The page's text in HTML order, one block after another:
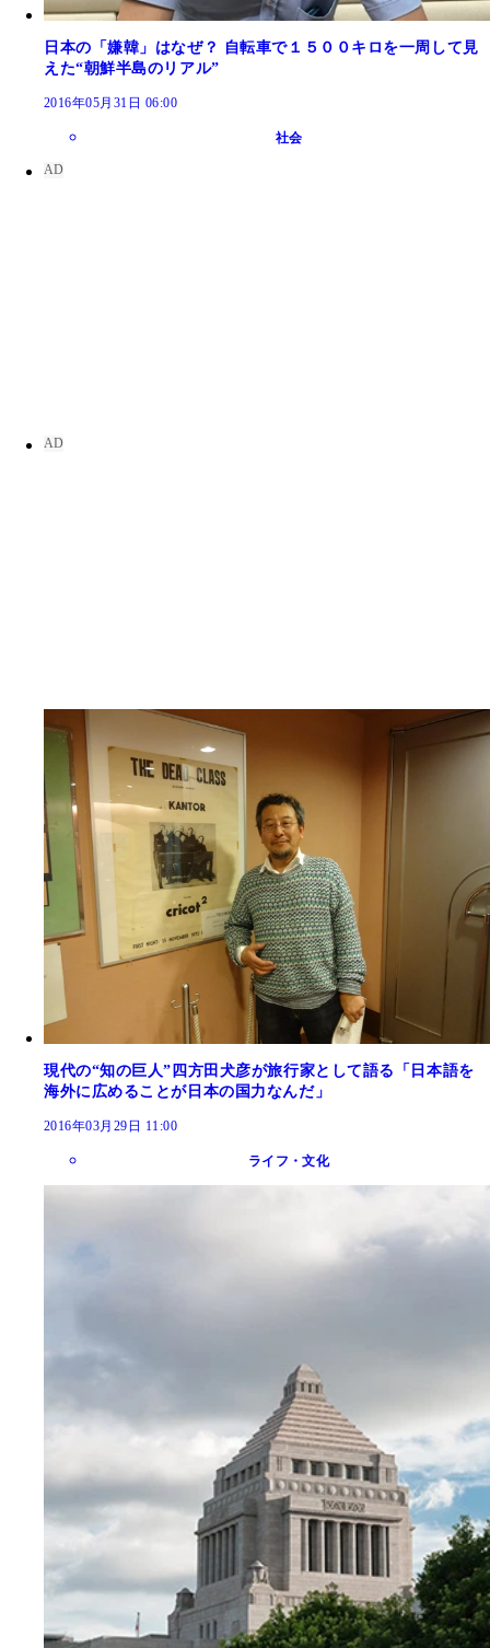
日本の「嫌韓」はなぜ？ 自転車で１５００キロを一周して見
えた“朝鮮半島のリアル”
2016年05月31日 06:00
社会
現代の“知の巨人”四方田犬彦が旅行家として語る「日本語を
海外に広めることが日本の国力なんだ」
2016年03月29日 11:00
ライフ・文化